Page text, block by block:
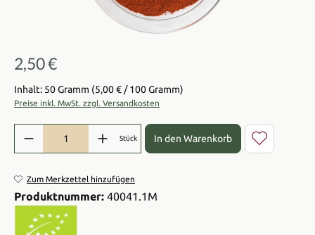
Regulärer Preis:
2,50 €
Inhalt: 50 Gramm (5,00 € / 100 Gramm)
Preise inkl. MwSt. zzgl. Versandkosten
Produkt Anzahl: Gib den gewünschten Wert ein oder benutze die
Stück In den Warenkorb
Zum Merkzettel hinzufügen
Produktnummer: 40041.1M